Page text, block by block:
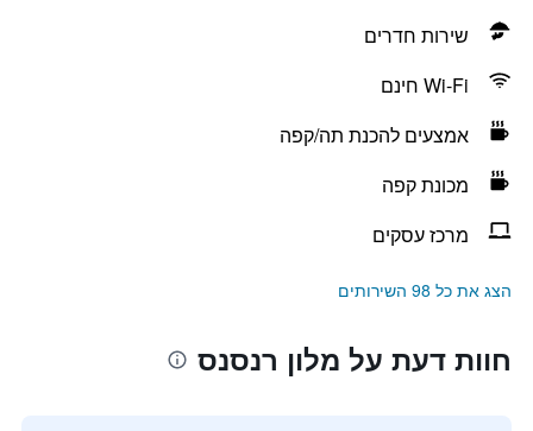
שירות חדרים
Wi-Fi חינם
אמצעים להכנת תה/קפה
מכונת קפה
מרכז עסקים
הצג את כל 98 השירותים
חוות דעת על מלון רנסנס